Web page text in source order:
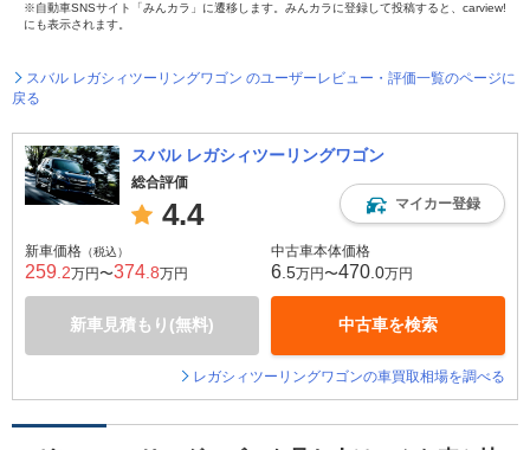
※自動車SNSサイト「みんカラ」に遷移します。みんカラに登録して投稿すると、carview!
にも表示されます。
スバル レガシィツーリングワゴン のユーザーレビュー・評価一覧のページに
戻る
スバル レガシィツーリングワゴン
総合評価
4.4 マイカー登録
新車価格 （税込）
259 .2万円〜374 .8万円
新車見積もり(無料)
中古車本体価格
6 .5万円〜470 .0万円
中古車を検索
レガシィツーリングワゴンの車買取相場を調べる